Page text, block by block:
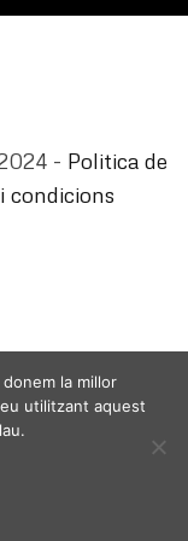
- Politica de
condicions
la millor
utilitzant aquest